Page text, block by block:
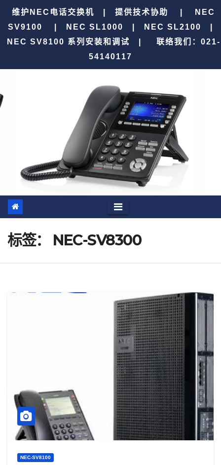
维护NEC电话交换机 | 提供技术协助 | NEC
SV9100 | NEC SL1000 | NEC SL2100 |
NEC SV8100 系列安装和调试 |
联络我们：021-
54140117
标签： NEC-SV8300
NEC-SV8100